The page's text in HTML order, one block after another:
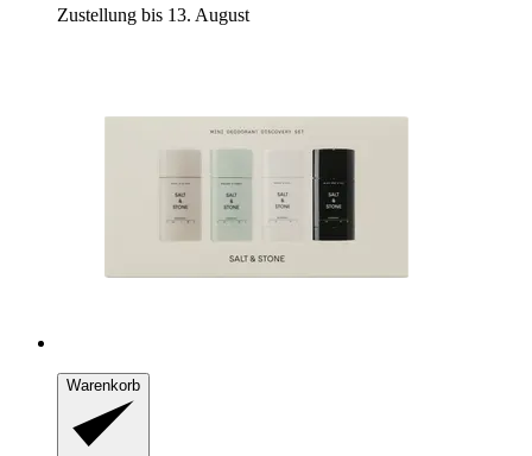
Zustellung bis 13. August
Warenkorb